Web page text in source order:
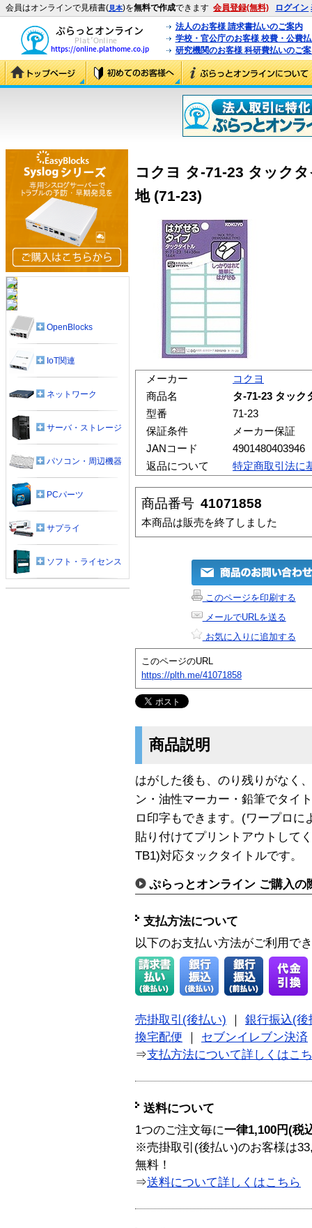
会員はオンラインで見積書(見本)を無料で作成できます 会員登録(無料) ログイン
法人のお客様 請求書払いのご案内
学校・官公庁のお客様 校費・公費
研究機関のお客様 科研費払いのご
コクヨ タ-71-23 タック
地 (71-23)
メーカー
コクヨ
商品名
タ-71-23 タック
型番
71-23
保証条件
メーカー保証
JANコード
4901480403946
返品について
特定商取引法に
商品番号 41071858
本商品は販売を終了しました
このページを印刷する
メールでURLを送る
お気に入りに追加する
このページのURL
https://plth.me/41071858
商品説明
はがした後も、のり残りがなく
ン・油性マーカー・鉛筆でタイ
ロ印字もできます。(ワープロ
貼り付けてプリントアウトして
TB1)対応タックタイトルです。
ぷらっとオンライン ご購入の
支払方法について
以下のお支払い方法がご利用で
売掛取引(後払い)
銀行振込(後
換宅配便
セブンイレブン決済
⇒支払方法について詳しくはこ
送料について
1つのご注文毎に一律1,100円(税
※売掛取引(後払い)のお客様は
無料！
⇒送料について詳しくはこちら
OpenBlocks
IoT関連
ネットワーク
サーバ・ストレージ
パソコン・周辺機器
PCパーツ
サプライ
ソフト・ライセンス